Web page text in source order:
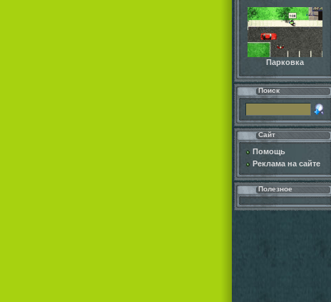
Парковка
Поиск
Сайт
Помощь
Реклама на сайте
Полезное